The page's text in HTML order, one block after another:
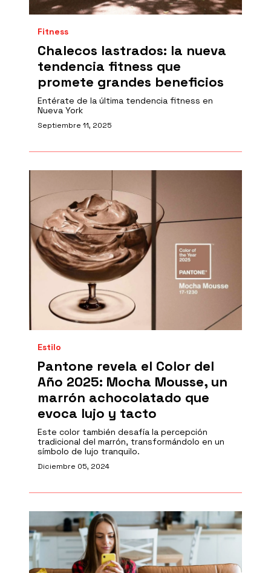
Fitness
Chalecos lastrados: la nueva
tendencia fitness que
promete grandes beneficios
Entérate de la última tendencia fitness en
Nueva York
Septiembre 11, 2025
Estilo
Pantone revela el Color del
Año 2025: Mocha Mousse, un
marrón achocolatado que
evoca lujo y tacto
Este color también desafía la percepción
tradicional del marrón, transformándolo en un
símbolo de lujo tranquilo.
Diciembre 05, 2024